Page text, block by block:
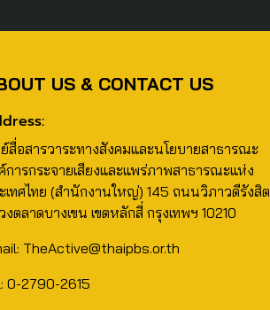
US & CONTACT US
สื่อสารวาระทางสังคมและนโยบายสาธารณะ
การกระจายเสียงและแพร่ภาพสาธารณะแห่ง
เทศไทย (สำนักงานใหญ่) 145 ถนนวิภาวดีรังสิต
งตลาดบางเขน เขตหลักสี่ กรุงเทพฯ 10210
TheActive@thaipbs.or.th
0-2790-2615